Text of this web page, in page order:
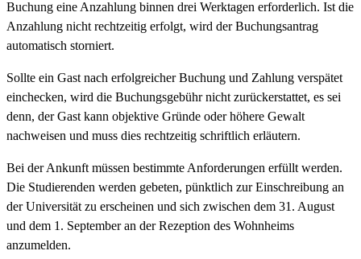
Buchung eine Anzahlung binnen drei Werktagen erforderlich. Ist die
Anzahlung nicht rechtzeitig erfolgt, wird der Buchungsantrag
automatisch storniert.
Sollte ein Gast nach erfolgreicher Buchung und Zahlung verspätet
einchecken, wird die Buchungsgebühr nicht zurückerstattet, es sei
denn, der Gast kann objektive Gründe oder höhere Gewalt
nachweisen und muss dies rechtzeitig schriftlich erläutern.
Bei der Ankunft müssen bestimmte Anforderungen erfüllt werden.
Die Studierenden werden gebeten, pünktlich zur Einschreibung an
der Universität zu erscheinen und sich zwischen dem 31. August
und dem 1. September an der Rezeption des Wohnheims
anzumelden.